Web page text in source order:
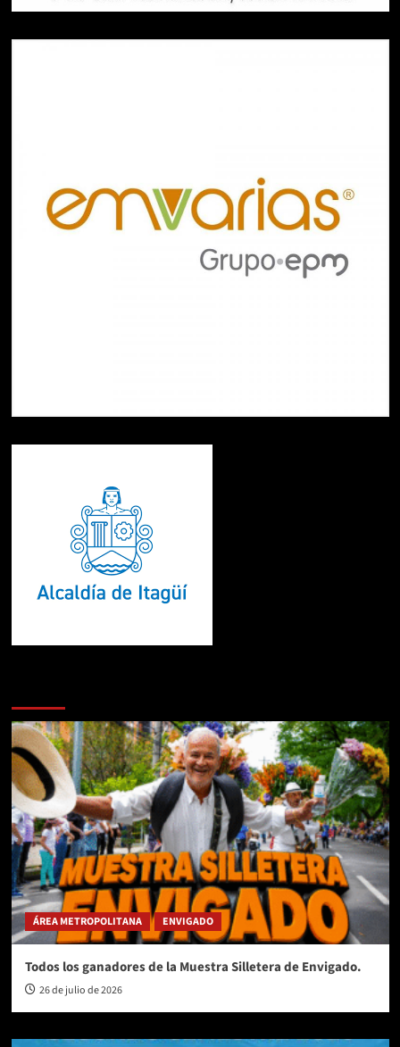
ÁREA METROPOLITANA ENVIGADO
Todos los ganadores de la Muestra Silletera de Envigado.
26 de julio de 2026